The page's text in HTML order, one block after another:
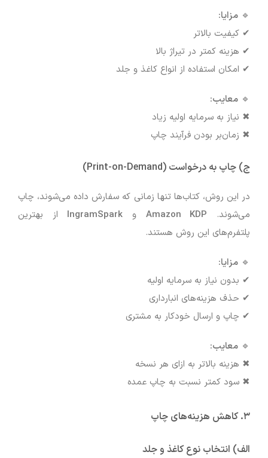
🔹 مزایا:
✔ کیفیت بالاتر
✔ هزینه کمتر در تیراژ بالا
✔ امکان استفاده از انواع کاغذ و جلد
🔹 معایب:
✖ نیاز به سرمایه اولیه زیاد
✖ زمان‌بر بودن فرآیند چاپ
ج) چاپ به درخواست (Print-on-Demand)
در این روش، کتاب‌ها تنها زمانی که سفارش داده می‌شوند، چاپ
می‌شوند. Amazon KDP و IngramSpark از بهترین
پلتفرم‌های این روش هستند.
🔹 مزایا:
✔ بدون نیاز به سرمایه اولیه
✔ حذف هزینه‌های انبارداری
✔ چاپ و ارسال خودکار به مشتری
🔹 معایب:
✖ هزینه بالاتر به ازای هر نسخه
✖ سود کمتر نسبت به چاپ عمده
۳. کاهش هزینه‌های چاپ
الف) انتخاب نوع کاغذ و جلد